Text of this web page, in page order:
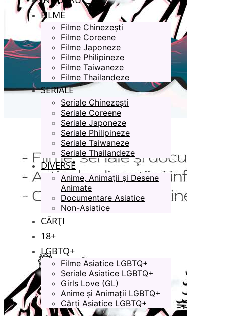
FILME
Filme Chinezești
Filme Coreene
Filme Japoneze
Filme Philipineze
Filme Taiwaneze
Filme Thailandeze
SERIALE
Seriale Chinezești
Seriale Coreene
Seriale Japoneze
Seriale Philipineze
Seriale Taiwaneze
Seriale Thailandeze
DIVERSE
Anime, Animații și Desene
Animate
Documentare Asiatice
Non-Asiatice
CĂRȚI
18+
LGBTQ+
Filme Asiatice LGBTQ+
Seriale Asiatice LGBTQ+
Girls Love (GL)
Anime și Animații LGBTQ+
Cărți Asiatice LGBTQ+